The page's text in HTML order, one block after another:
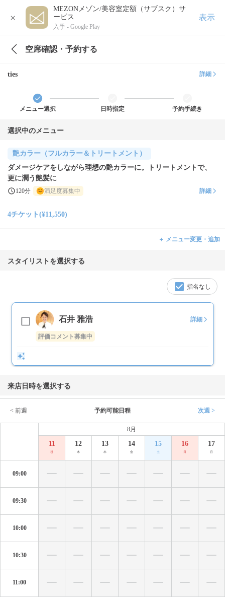
×
MEZONメゾン/美容室定額（サブスク）サ
ービス
入手 - Google Play
表示
空席確認・予約する
ties 詳細
メニュー選択 日時指定 予約手続き
選択中のメニュー
艶カラー（フルカラー＆トリートメント）
ダメージケアをしながら理想の艶カラーに。トリートメントで、
更に潤う艶髪に
120分 満足度募集中 詳細
4チケット(¥11,550)
＋ メニュー変更・追加
スタイリストを選択する
指名なし
石井 雅浩 詳細
評価コメント募集中
来店日時を選択する
< 前週 予約可能日程 次週 >
8月
11
祝
12
水
13
木
14
金
15
土
16
日
17
月
09:00
09:30
10:00
10:30
11:00